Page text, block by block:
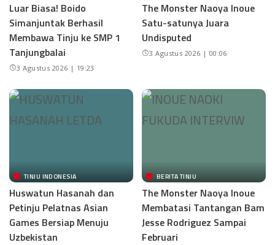
Luar Biasa! Boido
Simanjuntak Berhasil
Membawa Tinju ke SMP 1
Tanjungbalai
3 Agustus 2026 | 19:23
The Monster Naoya Inoue
Satu-satunya Juara
Undisputed
3 Agustus 2026 | 00:06
TINJU INDONESIA
Huswatun Hasanah dan
Petinju Pelatnas Asian
Games Bersiap Menuju
Uzbekistan
BERITA TINJU
The Monster Naoya Inoue
Membatasi Tantangan Bam
Jesse Rodriguez Sampai
Februari